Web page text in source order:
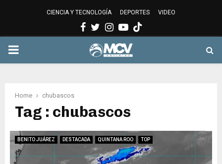
CIENCIA Y TECNOLOGÍA DEPORTES VIDEO
Facebook
Twitter
Instagram
Youtube
PRIMARY
Home chubascos
Tag : chubascos
BENITO JUÁREZ DESTACADA QUINTANA ROO TOP